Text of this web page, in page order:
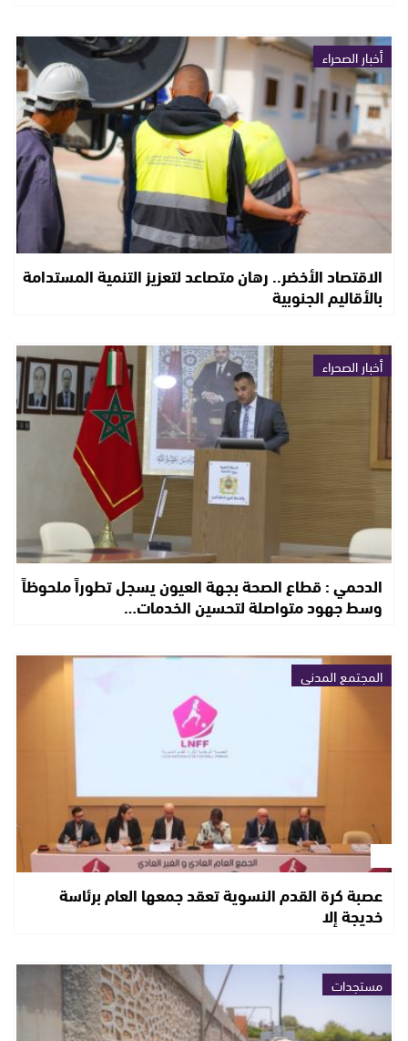
أخبار الصحراء
الاقتصاد الأخضر.. رهان متصاعد لتعزيز التنمية المستدامة
بالأقاليم الجنوبية
أخبار الصحراء
الدحمي : قطاع الصحة بجهة العيون يسجل تطوراً ملحوظاً
وسط جهود متواصلة لتحسين الخدمات…
المجتمع المدني
عصبة كرة القدم النسوية تعقد جمعها العام برئاسة
خديجة إلا
مستجدات